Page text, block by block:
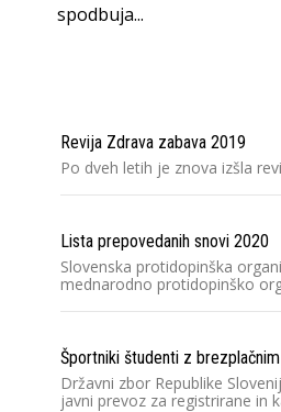
spodbuja...
Revija Zdrava zabava 2019
Po dveh letih je znova izšla
Lista prepovedanih snovi 2020
Slovenska protidopinška
mednarodno protidopinško
Športniki študenti z
Državni zbor Republike
javni prevoz za registrirane in